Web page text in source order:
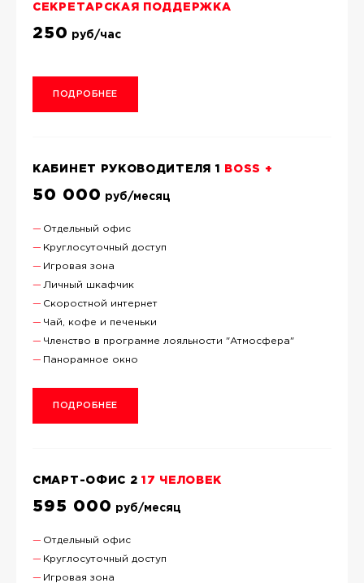
СЕКРЕТАРСКАЯ ПОДДЕРЖКА
250 руб/час
ПОДРОБНЕЕ
КАБИНЕТ РУКОВОДИТЕЛЯ 1 BOSS +
50 000 руб/месяц
Отдельный офис
Круглосуточный доступ
Игровая зона
Личный шкафчик
Скоростной интернет
Чай, кофе и печеньки
Членство в программе лояльности "Атмосфера"
Панорамное окно
ПОДРОБНЕЕ
СМАРТ-ОФИС 217 ЧЕЛОВЕК
595 000 руб/месяц
Отдельный офис
Круглосуточный доступ
Игровая зона